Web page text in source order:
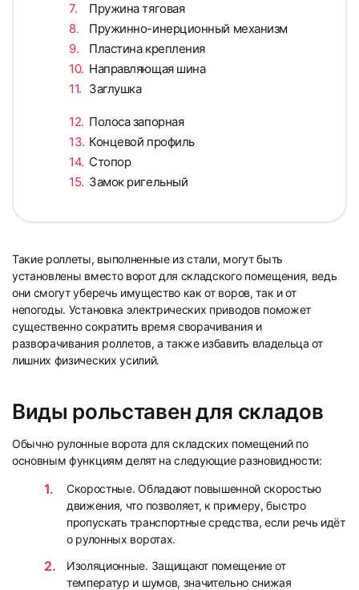
Пружина тяговая
Пружинно-инерционный механизм
Пластина крепления
Направляющая шина
Заглушка
Полоса запорная
Концевой профиль
Стопор
Замок ригельный
Такие роллеты, выполненные из стали, могут быть
установлены вместо ворот для складского помещения, ведь
они смогут уберечь имущество как от воров, так и от
непогоды. Установка электрических приводов поможет
существенно сократить время сворачивания и
разворачивания роллетов, а также избавить владельца от
лишних физических усилий.
Виды рольставен для складов
Обычно рулонные ворота для складских помещений по
основным функциям делят на следующие разновидности:
Скоростные. Обладают повышенной скоростью
движения, что позволяет, к примеру, быстро
пропускать транспортные средства, если речь идёт
о рулонных воротах.
Изоляционные. Защищают помещение от
температур и шумов, значительно снижая